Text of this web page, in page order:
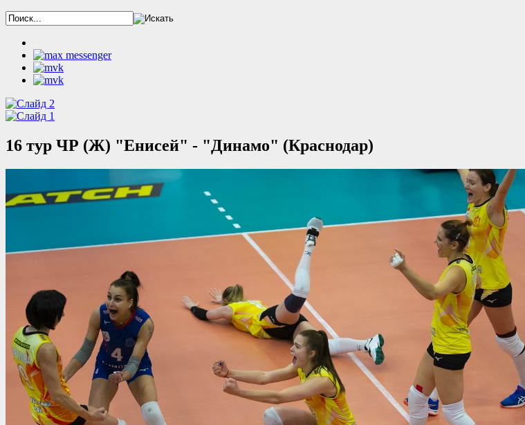
16 тур ЧР (Ж) "Енисей" - "Динамо" (Краснодар)